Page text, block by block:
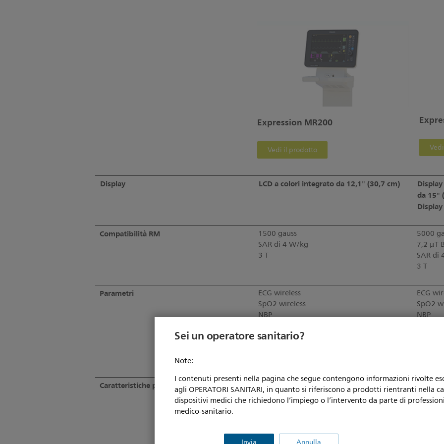
Sei un operatore sanitario?
Note:
I contenuti presenti nella pagina che segue contengono informazioni rivolte
agli OPERATORI SANITARI, in quanto si riferiscono a prodotti rientranti nella
dispositivi medici che richiedono l’impiego o l’intervento da parte di
medico-sanitario.
Expression MR200
Vedi il prodotto
Display LCD a colori integrato da 12,1" (30,7 cm)
da 15"
Compatibilità RM
1500 gauss
SAR di 4 W/kg
3 T
5000
7,2 µT
SAR di
3 T
Parametri
ECG wireless
SpO2 wireless
NBP
ECG
SpO2
NBP
Caratteristiche principali
ECG wireless 2.0
Misurazioni di qualità dei parametri vitali
Funzionalità di allarme avanzate
ECG
Allarmi
di